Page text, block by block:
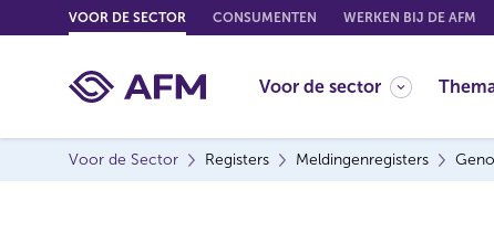
o
o
VOOR DE SECTOR CONSUMENTEN WERKEN BIJ DE AFM
Voor de sector
Voor de Sector Registers Meldingenregisters